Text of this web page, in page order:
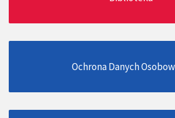
Ochrona Danych